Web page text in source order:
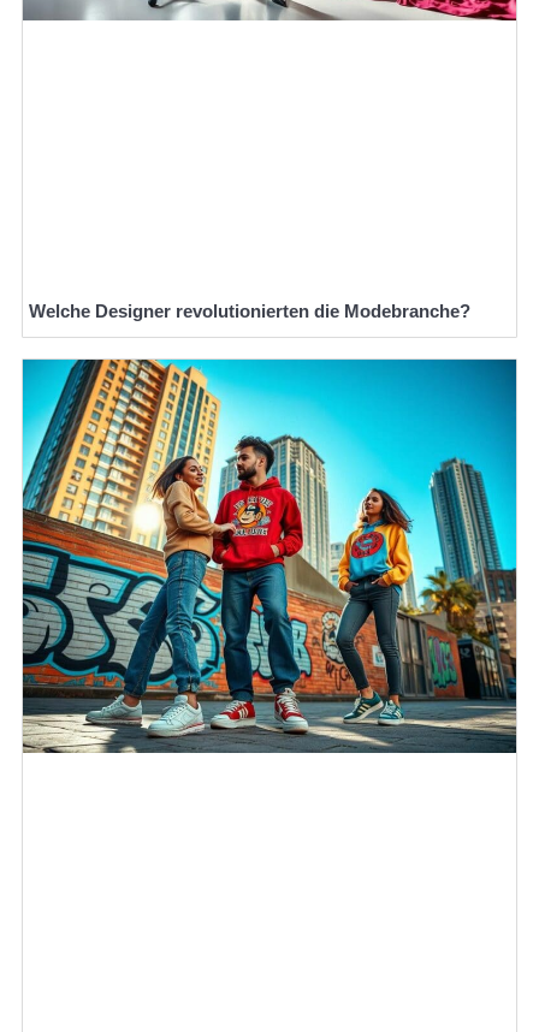
Welche Designer revolutionierten die Modebranche?